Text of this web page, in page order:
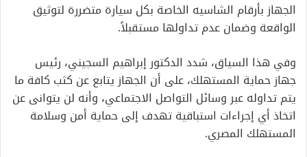
الجهاز بأرقام الشاسيه الخاصة بكل سيارة متضررة لتوثيق
الواقعة وضمان عدم تداولها مستقبلاً.
وفي هذا السياق، شدد الدكتور إبراهيم السجيني، رئيس
جهاز حماية المستهلك، على أن الجهاز يتابع عن كثب كافة ما
يتم تداوله عبر وسائل التواصل الاجتماعي، وأنه لن يتوانى عن
اتخاذ أي إجراءات استباقية تهدف إلى حماية أمن وسلامة
المستهلك المصري.